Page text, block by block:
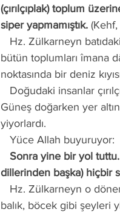
(çırılçıplak) toplum
siper yapmamıştık.
bütün toplumları îmana
noktasında bir deniz
Güneş doğarken yer
yiyorlardı.
   Yüce Allah buyuruyor:
dillerinden başka) hiçbir
balık, böcek gibi şeyleri